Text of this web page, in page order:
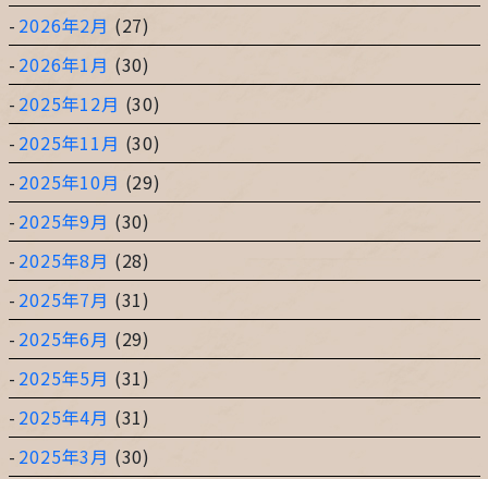
2026年2月 (27)
2026年1月 (30)
2025年12月 (30)
2025年11月 (30)
2025年10月 (29)
2025年9月 (30)
2025年8月 (28)
2025年7月 (31)
2025年6月 (29)
2025年5月 (31)
2025年4月 (31)
2025年3月 (30)